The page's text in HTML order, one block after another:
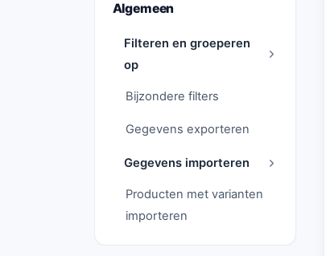
Algemeen
Filteren en groeperen
op
Bijzondere filters
Gegevens exporteren
Gegevens importeren
Producten met varianten
importeren